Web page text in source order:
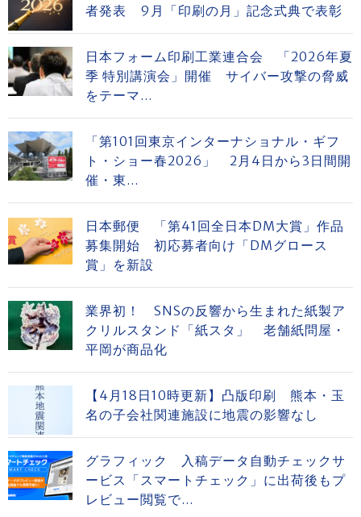
者発表 9月「印刷の月」記念式典で表彰
日本フォーム印刷工業連合会 「2026年夏
季 特別講演会」開催 サイバー攻撃の脅威
をテーマ...
「第101回東京インターナショナル・ギフ
ト・ショー春2026」 2月4日から3日間開
催・東...
日本郵便 「第41回全日本DM大賞」作品
募集開始 初応募者向け「DMグロース
賞」を新設
業界初！ SNSの反響から生まれた紙製ア
クリルスタンド「紙スタ」 老舗紙問屋・
平岡が商品化
【4月18日10時更新】凸版印刷 熊本・玉
名の子会社関連施設に地震の影響なし
グラフィック 入稿データ自動チェックサ
ービス「スマートチェック」に出荷後もプ
レビュー閲覧で...